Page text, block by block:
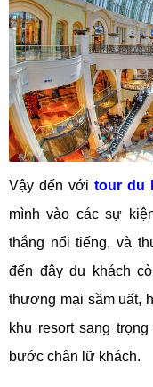
Vậy đến với tour du
mình vào các sự
thắng nổi tiếng, và
đến đây du khách
thương mại sầm uất,
khu resort sang
bước chân lữ khách.